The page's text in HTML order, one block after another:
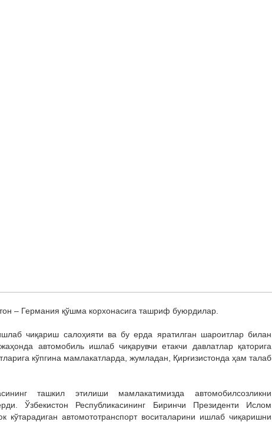
– Германия қўшма корхонасига ташриф буюрдилар.
чиқариш салоҳияти ва бу ерда яратилган шароитлар билан
автомобиль ишлаб чиқарувчи етакчи давлатлар қаторига
кўпгина мамлакатларда, жумладан, Қирғизистонда ҳам талаб
ташкил этилиши мамлакатимизда автомобилсозликни
Ўзбекистон Республикасининг Биринчи Президенти Ислом
автомототранспорт воситаларини ишлаб чиқаришни